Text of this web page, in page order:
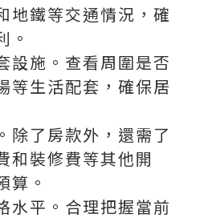
地鐵等交通情況，確
。
設施。查看周圍是否
等生活配套，確保居
除了房款外，還需了
和裝修費等其他開
算。
水平。合理把握當前